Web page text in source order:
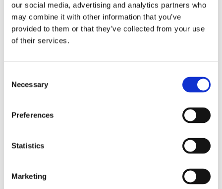
our social media, advertising and analytics partners who
may combine it with other information that you’ve
provided to them or that they’ve collected from your use
of their services.
Selection
Necessary
Preferences
Statistics
Marketing
Ontdek onze circulaire eventlocatie naast Leiden Centraal!
Weet je al welke ruimte je wilt huren? Reserveer dan direct
via onderstaande button!
Events